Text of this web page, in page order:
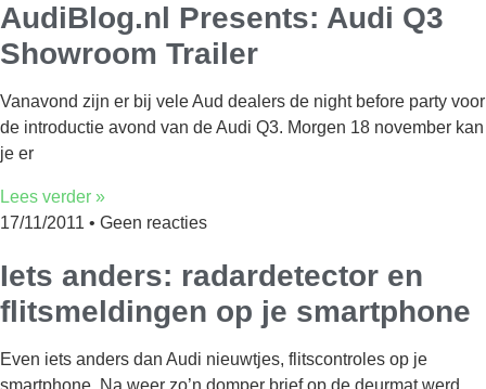
AudiBlog.nl Presents: Audi Q3
Showroom Trailer
Vanavond zijn er bij vele Aud dealers de night before party voor
de introductie avond van de Audi Q3. Morgen 18 november kan
je er
Lees verder »
17/11/2011
Geen reacties
Iets anders: radardetector en
flitsmeldingen op je smartphone
Even iets anders dan Audi nieuwtjes, flitscontroles op je
smartphone. Na weer zo’n domper brief op de deurmat werd